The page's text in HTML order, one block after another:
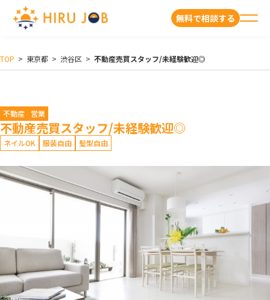
無料で相談する
TOP > 東京都 > 渋谷区 > 不動産売買スタッフ/未経験歓迎◎
不動産 営業
不動産売買スタッフ/未経験歓迎◎
ネイルOK 服装自由 髪型自由